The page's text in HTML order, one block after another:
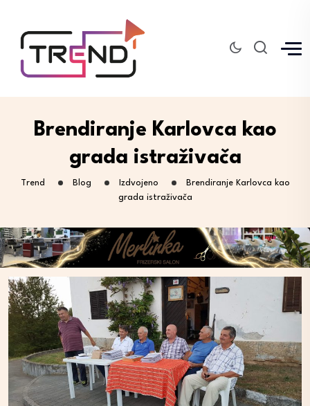
Brendiranje Karlovca kao
grada istraživača
Trend Blog Izdvojeno
Brendiranje Karlovca kao
grada istraživača